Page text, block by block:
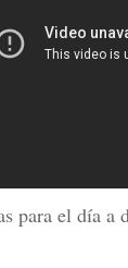
el día a